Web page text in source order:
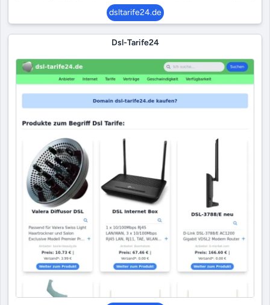
dsltarife24.de
Dsl-Tarife24